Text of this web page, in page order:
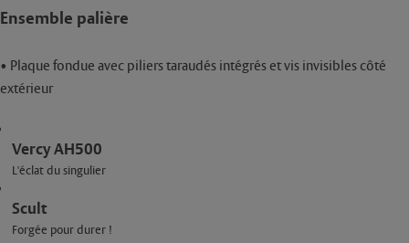
Ensemble palière
• Plaque fondue avec piliers taraudés intégrés et vis invisibles côté
extérieur
Vercy AH500
L'éclat du singulier
Scult
Forgée pour durer !